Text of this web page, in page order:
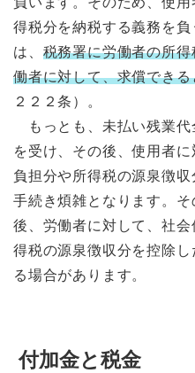
得税分を納税する義務を
は、 税務署に労働者の所
働者に対して、求償でき
２２２条）。
もっとも、未払い残業
を受け、その後、使用者
負担分や所得税の源泉徴収
手続き煩雑となります。
後、労働者に対して、社
得税の源泉徴収分を控除
る場合があります。
付加金と税金